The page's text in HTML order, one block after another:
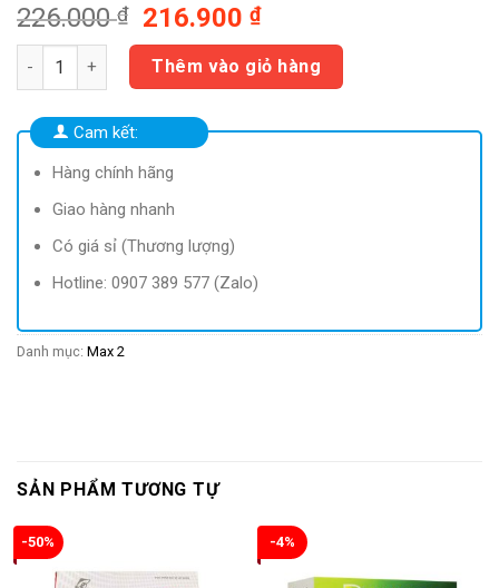
226.000₫
Giá
gốc
là:
226.000 ₫.
216.900₫Giá
hiện
tại
là:
216.900 ₫.
Domuvar mua 1 hộp + Tặng 1 hộp Menthosil số lượng
Thêm vào giỏ hàng
Cam kết:
Hàng chính hãng
Giao hàng nhanh
Có giá sỉ (Thương lượng)
Hotline: 0907 389 577 (Zalo)
Danh mục: Max 2
SẢN PHẨM TƯƠNG TỰ
-50% -4%